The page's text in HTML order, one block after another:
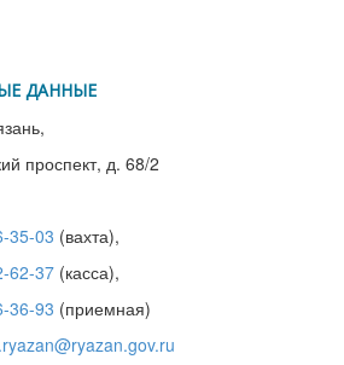
ДАННЫЕ
проспект, д. 68/2
35-03 (вахта),
62-37(касса),
36-93 (приемная)